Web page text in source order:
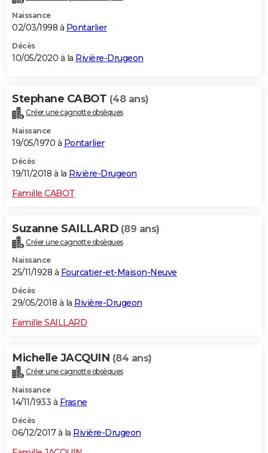
Naissance
02/03/1998 à Pontarlier
Décès
10/05/2020 à la Rivière-Drugeon
Stephane CABOT (48 ans)
Créer une cagnotte obsèques
Naissance
19/05/1970 à Pontarlier
Décès
19/11/2018 à la Rivière-Drugeon
Famille CABOT
Suzanne SAILLARD (89 ans)
Créer une cagnotte obsèques
Naissance
25/11/1928 à Fourcatier-et-Maison-Neuve
Décès
29/05/2018 à la Rivière-Drugeon
Famille SAILLARD
Michelle JACQUIN (84 ans)
Créer une cagnotte obsèques
Naissance
14/11/1933 à Frasne
Décès
06/12/2017 à la Rivière-Drugeon